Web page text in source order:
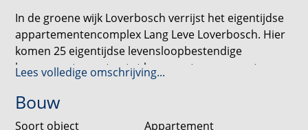
In de groene wijk Loverbosch verrijst het eigentijdse
appartementencomplex Lang Leve Loverbosch. Hier
komen 25 eigentijdse levensloopbestendige
koopappartementen tot leven, ontworpen met oog
voor de toekomst. Of je nu starter bent, samen een
nieuwe stap zet of juist kleiner en comfortabeler wilt
Lees volledige omschrijving...
Bouw
Soort object
Appartement